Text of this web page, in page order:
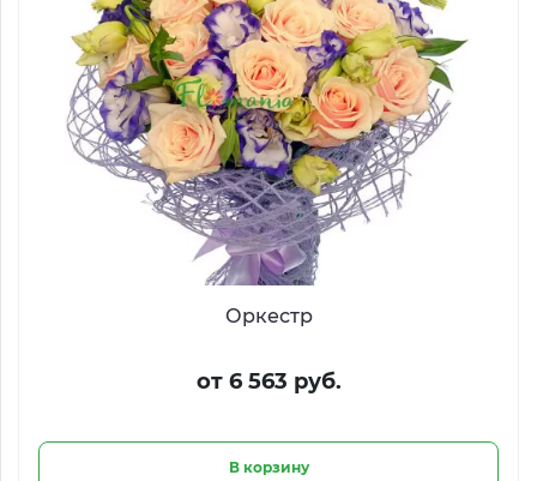
Оркестр
от 6 563 руб.
В корзину